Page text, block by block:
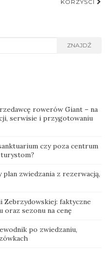
KORZYŚCI
ZNAJDŹ
rowerów Giant – na
serwisie i przygotowaniu
czy poza centrum
zwiedzania z rezerwacją,
Zebrzydowskiej: faktyczne
oraz sezonu na cenę
po zwiedzaniu,